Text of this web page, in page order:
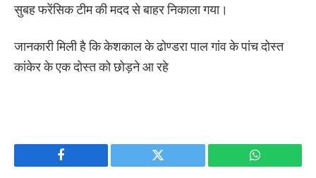
सुबह फरेंसिक टीम की मदद से बाहर निकाला गया।
जानकारी मिली है कि केशकाल के ढोण्डरा पाल गांव के पांच दोस्त
कांकेर के एक दोस्त को छोड़ने आ रहे
Facebook Twitter WhatsApp